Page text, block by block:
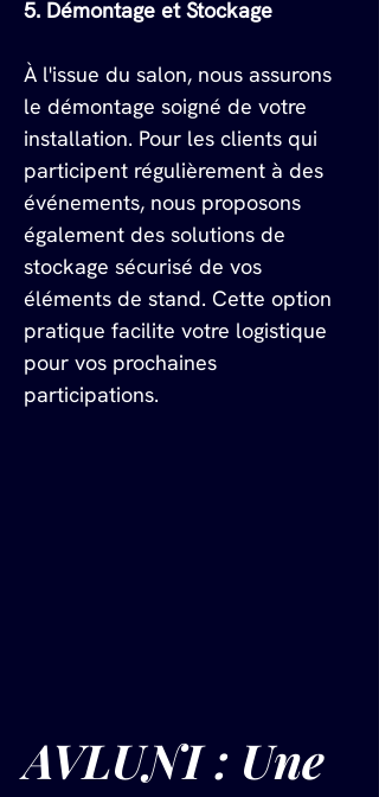
5. Démontage et Stockage
À l'issue du salon, nous assurons
le démontage soigné de votre
installation. Pour les clients qui
participent régulièrement à des
événements, nous proposons
également des solutions de
stockage sécurisé de vos
éléments de stand. Cette option
pratique facilite votre logistique
pour vos prochaines
participations.
AVLUNI : Une